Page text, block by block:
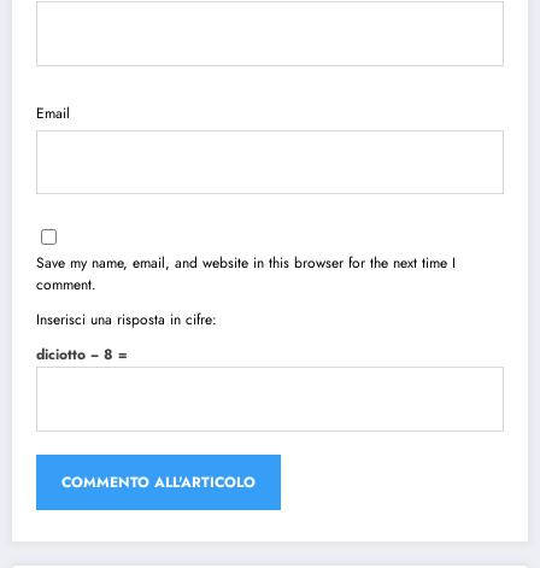
Email
Save my name, email, and website in this browser for the next time I
comment.
Inserisci una risposta in cifre:
diciotto − 8 =